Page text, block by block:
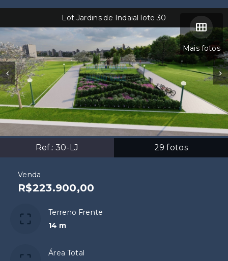
Mais fotos
Ref.: 30-LJ 29 fotos
Lot Jardins de Indaial lote 30
Venda
R$223.900,00
Terreno Frente
14 m
Área Total